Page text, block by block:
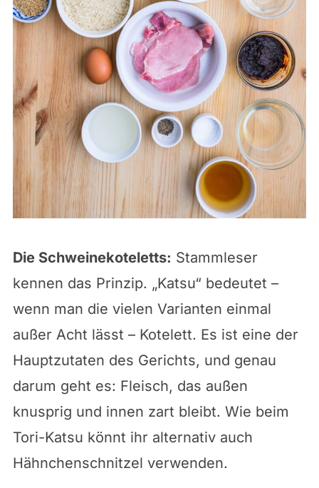
Die Schweinekoteletts: Stammleser
kennen das Prinzip. „Katsu“ bedeutet –
wenn man die vielen Varianten einmal
außer Acht lässt – Kotelett. Es ist eine der
Hauptzutaten des Gerichts, und genau
darum geht es: Fleisch, das außen
knusprig und innen zart bleibt. Wie beim
Tori-Katsu könnt ihr alternativ auch
Hähnchenschnitzel verwenden.